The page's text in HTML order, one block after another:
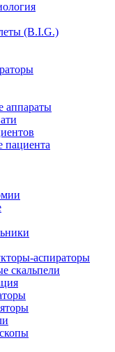
(B.I.G.)
аппараты
пациента
аспираторы
скальпели